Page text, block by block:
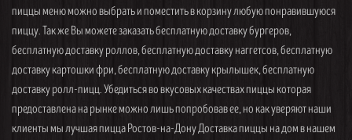
пиццы меню можно выбрать и поместить в корзину любую понравившуюся
пиццу. Так же Вы можете заказать бесплатную доставку бургеров,
бесплатную доставку роллов, бесплатную доставку наггетсов, бесплатную
доставку картошки фри, бесплатную доставку крылышек, бесплатную
доставку ролл-пицц. Убедиться во вкусовых качествах пиццы которая
предоставлена на рынке можно лишь попробовав ее, но как уверяют наши
клиенты мы лучшая пицца Ростов-на-Дону Доставка пиццы на дом в нашем